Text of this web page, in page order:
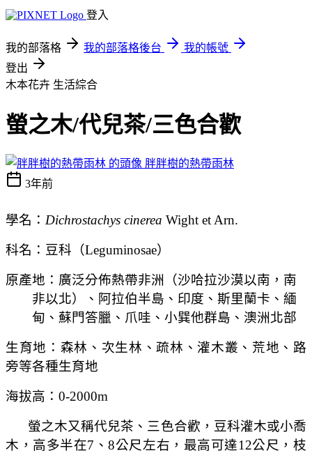
登入
我的部落格 我的部落格後台
我的帳號
登出
木本花卉 生活綜合
螢之木/代兒茶/三色合歡
胖胖樹的熱帶雨林
3年前
學名： Dichrostachys cinerea Wight et Arn.
科名：豆科（Leguminosae）
原產地：廣泛分佈熱帶非洲（沙哈拉沙漠以南，南
非以北）、阿拉伯半島、印度 、斯里蘭卡、緬
甸、蘇門答臘、爪哇、小巽他群島、澳洲北部
生育地：森林、次生林、疏林、灌木叢、荒地、路
旁等各種生育地
海拔高： 0-2000m
螢之木又稱代兒茶、三色合歡，豆科灌木或小喬
木，高多半在7 、8公尺左右，最高可達12公尺，枝